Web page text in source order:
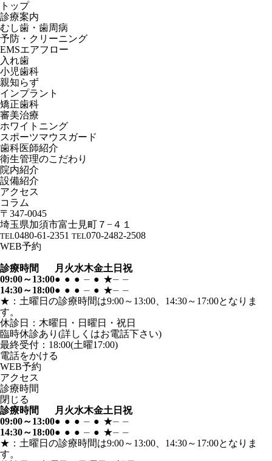
トップ
診療案内
むし歯・歯周病
予防・クリーニング
EMSエアフロー
入れ歯
小児歯科
親知らず
インプラント
矯正歯科
審美治療
ホワイトニング
スポーツマウスガード
歯科医師紹介
衛生管理のこだわり
院内紹介
設備紹介
アクセス
コラム
〒347-0045
埼玉県加須市富士見町７−４１
TEL0480-61-2351 TEL070-2482-2508
WEB予約
診療時間 月 火水木金土 日祝
09:00～13:00● ● ● ⏤ ● ★⏤ ⏤
14:30～18:00● ● ● ⏤ ● ★⏤ ⏤
★：土曜日の診療時間は9:00～13:00、14:30～17:00となりま
す。
休診日：木曜日・日曜日・祝日
臨時休診あり(詳しくはお電話下さい)
最終受付：18:00(土曜17:00)
電話をかける
WEB予約
アクセス
診療時間
閉じる
診療時間
月 火水木金土 日祝
09:00～13:00● ● ● ⏤ ● ★⏤ ⏤
14:30～18:00● ● ● ⏤ ● ★⏤ ⏤
★：土曜日の診療時間は9:00～13:00、14:30～17:00となりま
す。